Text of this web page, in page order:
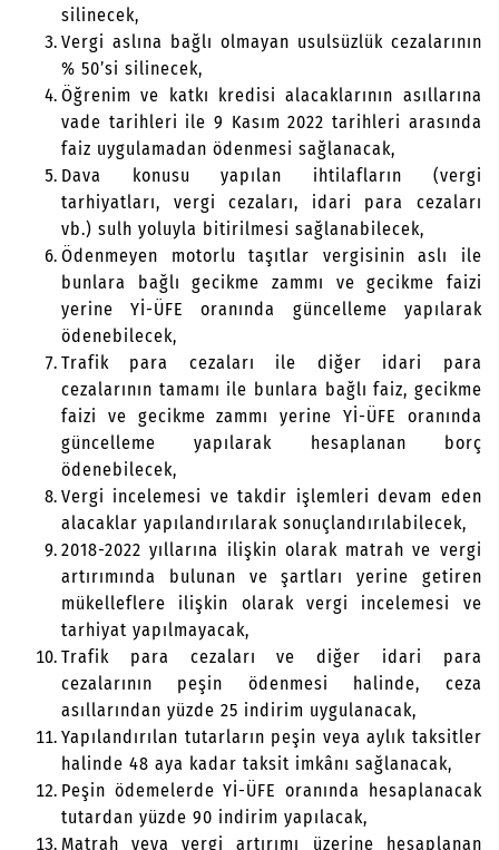
silinecek,
Vergi aslına bağlı olmayan usulsüzlük cezalarının
% 50’si silinecek,
Öğrenim ve katkı kredisi alacaklarının asıllarına
vade tarihleri ile 9 Kasım 2022 tarihleri arasında
faiz uygulamadan ödenmesi sağlanacak,
Dava konusu yapılan ihtilafların (vergi
tarhiyatları, vergi cezaları, idari para cezaları
vb.) sulh yoluyla bitirilmesi sağlanabilecek,
Ödenmeyen motorlu taşıtlar vergisinin aslı ile
bunlara bağlı gecikme zammı ve gecikme faizi
yerine Yİ-ÜFE oranında güncelleme yapılarak
ödenebilecek,
Trafik para cezaları ile diğer idari para
cezalarının tamamı ile bunlara bağlı faiz, gecikme
faizi ve gecikme zammı yerine Yİ-ÜFE oranında
güncelleme yapılarak hesaplanan borç
ödenebilecek,
Vergi incelemesi ve takdir işlemleri devam eden
alacaklar yapılandırılarak sonuçlandırılabilecek,
2018-2022 yıllarına ilişkin olarak matrah ve vergi
artırımında bulunan ve şartları yerine getiren
mükelleflere ilişkin olarak vergi incelemesi ve
tarhiyat yapılmayacak,
Trafik para cezaları ve diğer idari para
cezalarının peşin ödenmesi halinde, ceza
asıllarından yüzde 25 indirim uygulanacak,
Yapılandırılan tutarların peşin veya aylık taksitler
halinde 48 aya kadar taksit imkânı sağlanacak,
Peşin ödemelerde Yİ-ÜFE oranında hesaplanacak
tutardan yüzde 90 indirim yapılacak,
Matrah veya vergi artırımı üzerine hesaplanan